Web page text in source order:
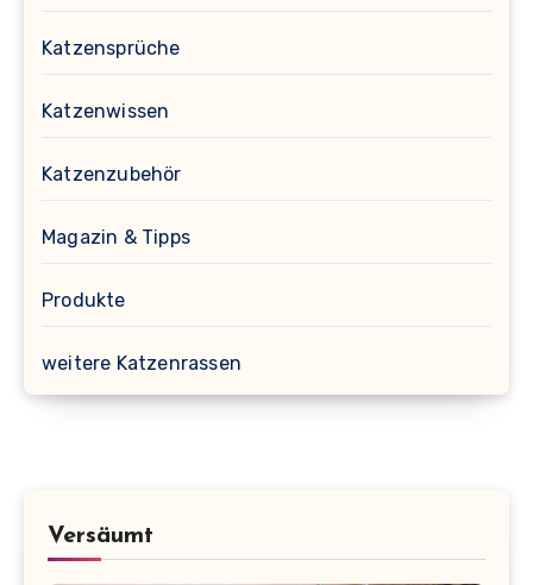
Katzensprüche
Katzenwissen
Katzenzubehör
Magazin & Tipps
Produkte
weitere Katzenrassen
Versäumt